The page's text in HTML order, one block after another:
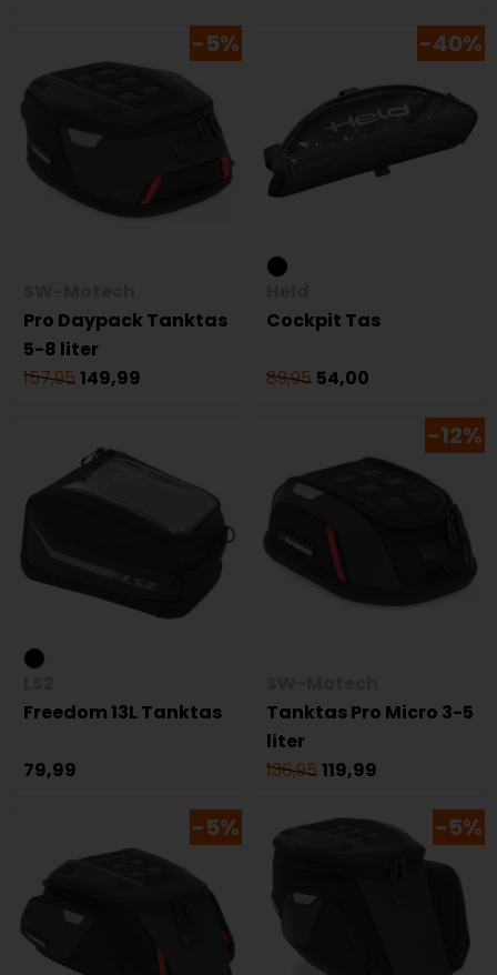
-5%
Pro Daypack Tanktas
5-8 liter
157,95 149,99
-40%
Cockpit Tas
89,95 54,00
Freedom 13L Tanktas
79,99
-12%
Tanktas Pro Micro 3-5
liter
136,95 119,99
-5% -5%